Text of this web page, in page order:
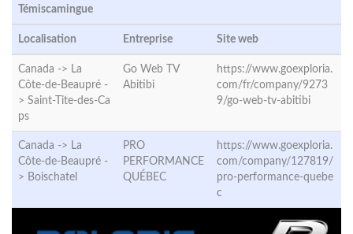
Témiscamingue
Localisation Entreprise Site web
Canada -> La
Côte-de-Beaupré -
> Saint-Tite-des-Ca
ps
Go Web TV
Abitibi
https://www.goexploria.
com/fr/company/9273
9/go-web-tv-abitibi
Canada -> La
Côte-de-Beaupré -
> Boischatel
PRO
PERFORMANCE
QUÉBEC
https://www.goexploria.
com/company/127819/
pro-performance-quebe
c